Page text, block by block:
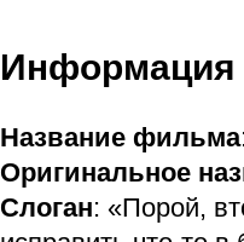
Название фильма
Оригинальное
Слоган: «Порой,